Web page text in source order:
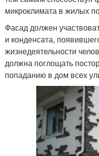
микроклимата в жилых
Фасад должен
и конденсата,
жизнедеятельности
должна поглощать
попаданию в дом всех